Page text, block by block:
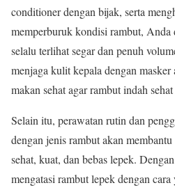
conditioner dengan bijak, serta
memperburuk kondisi rambut,
selalu terlihat segar dan penuh
menjaga kulit kepala dengan
makan sehat agar rambut indah
Selain itu, perawatan rutin dan
dengan jenis rambut akan
sehat, kuat, dan bebas lepek.
mengatasi rambut lepek dengan